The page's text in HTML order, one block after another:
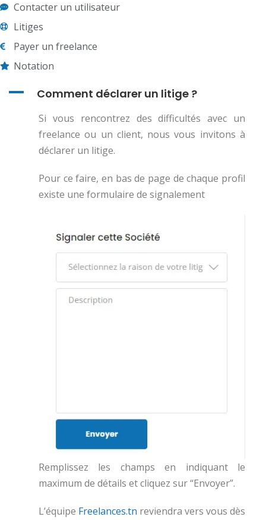
Contacter un utilisateur
Litiges
Payer un freelance
Notation
A Comment déclarer un litige ?
Si vous rencontrez des difficultés avec un
freelance ou un client, nous vous invitons à
déclarer un litige.
Pour ce faire, en bas de page de chaque profil
existe une formulaire de signalement
Remplissez les champs en indiquant le
maximum de détails et cliquez sur “Envoyer”.
L’équipe Freelances.tn reviendra vers vous dès